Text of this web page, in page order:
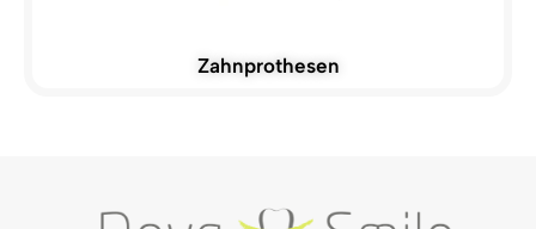
Zahnprothesen